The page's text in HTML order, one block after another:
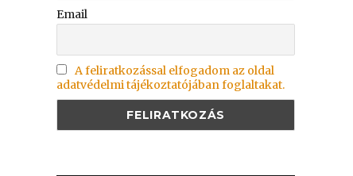
Email
A feliratkozással elfogadom az oldal
adatvédelmi tájékoztatójában foglaltakat.